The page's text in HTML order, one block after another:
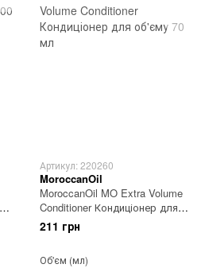
Артикул: 220260
MoroccanOil
MoroccanOil MO Extra Volume
Conditioner Кондиціонер для
об'єму 70 мл
211 грн
Об'єм (мл)